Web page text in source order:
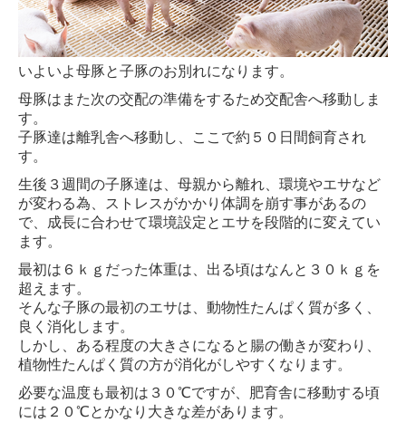
いよいよ母豚と子豚のお別れになります。
母豚はまた次の交配の準備をするため交配舎へ移動しま
す。
子豚達は離乳舎へ移動し、ここで約５０日間飼育され
す。
生後３週間の子豚達は、母親から離れ、環境やエサなど
が変わる為、ストレスがかかり体調を崩す事があるの
で、
成長に合わせて環境設定とエサを段階的に変えてい
ます。
最初は６ｋｇだった体重は、出る頃はなんと３０ｋｇを
超えます。
そんな子豚の最初のエサは、動物性たんぱく質が多く、
良く消化します。
しかし、ある程度の大きさになると 腸の働きが変わり、
植物性たんぱく質の方が消化がしやすくなります。
必要な温度も最初は３０℃ですが、肥育舎に移動する頃
には２０℃とかなり大きな差があります。